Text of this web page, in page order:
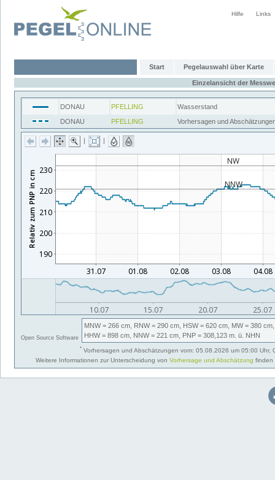
Hilfe Links
Start Pegelauswahl über Karte
Einzelansicht der
DONAU PFELLING
Wasserstand
DONAU
PFELLING Vorhersagen und
| |
Open Source Software
MNW= 266 cm, RNW= 290 cm, HSW= 620 cm, MW= 380 cm,
HHW= 898 cm, NNW= 221 cm, PNP = 308,123 m. ü. NHN
* Vorhersagen und Abschätzungen vom: 05.08.2026 um 05:00 Uhr,
Weitere Informationen zur Unterscheidung von Vorhersage und Abschätzung finden